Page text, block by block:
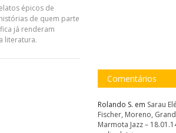
épicos de
de quem parte
já renderam
literatura.
Comentários
Rolando S. em Sarau
Fischer, Moreno,
Marmota Jazz –